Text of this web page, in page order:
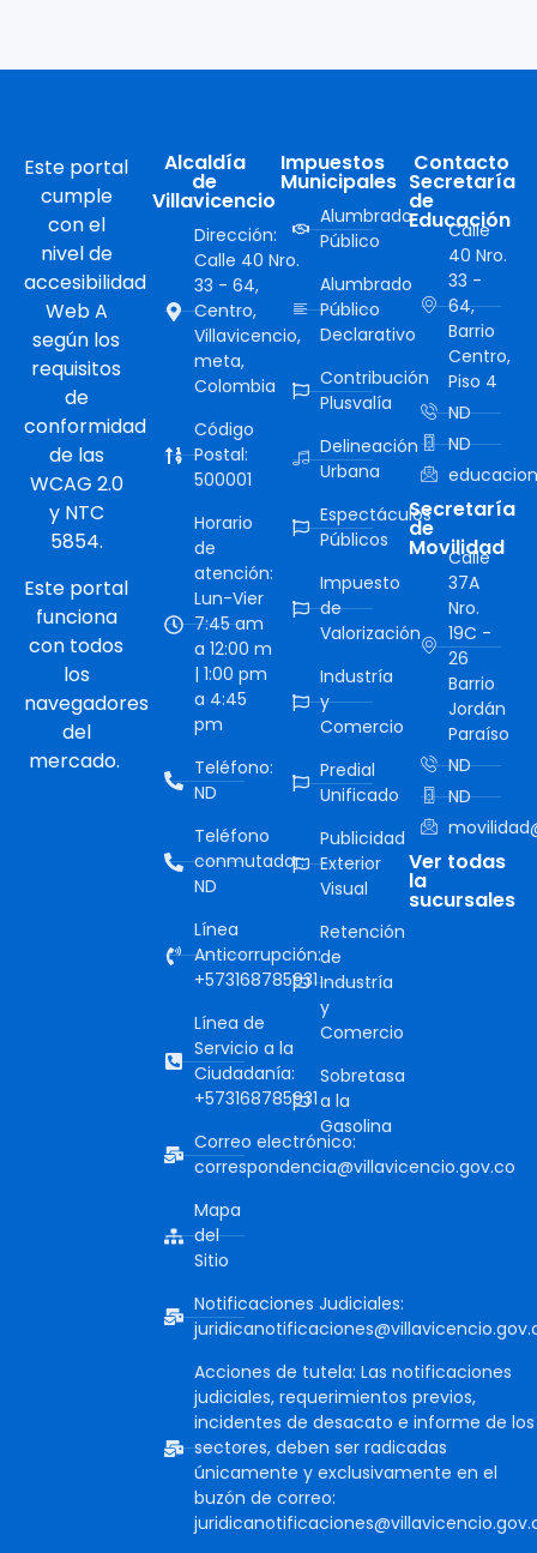
Este portal
cumple
con el
nivel de
accesibilidad
Web A
según los
requisitos
de
conformidad
de las
WCAG 2.0
y NTC
5854.
Este portal
funciona
con todos
los
navegadores
del
mercado.
Alcaldía
de
Villavicencio
Dirección:
Calle 40 Nro.
33 - 64,
Centro,
Villavicencio,
meta,
Colombia
Código
Postal:
500001
Horario
de
atención:
Lun-Vier
7:45 am
a 12:00 m
| 1:00 pm
a 4:45
pm
Teléfono:
ND
Teléfono
conmutador:
ND
Línea
Anticorrupción:
+573168785931
Línea de
Servicio a la
Ciudadanía:
+573168785931
Correo electrónico:
correspondencia@villavicencio.gov.co
Mapa
del
Sitio
Notificaciones Judiciales:
Acciones de tutela: Las notificaciones
judiciales, requerimientos previos,
incidentes de desacato e informe de los
sectores, deben ser radicadas
únicamente y exclusivamente en el
buzón de correo:
Impuestos
Municipales
Alumbrado
Público
Alumbrado
Público
Declarativo
Contribución
Plusvalía
Delineación
Urbana
Espectáculos
Públicos
Impuesto
de
Valorización
Industría
y
Comercio
Predial
Unificado
Publicidad
Exterior
Visual
Retención
de
Industría
y
Comercio
Sobretasa
a la
Gasolina
Contacto
Secretaría
de
Educación
Calle
40 Nro.
33 -
64,
Barrio
Centro,
Piso 4
ND
ND
Secretaría
de
Movilidad
Calle
37A
Nro.
19C -
26
Barrio
Jordán
Paraíso
ND
ND
Ver todas
la
sucursales